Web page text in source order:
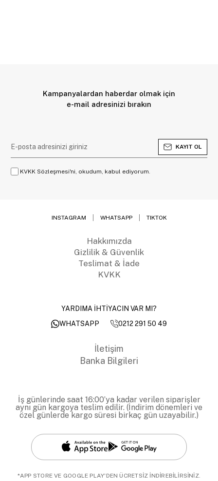
Kampanyalardan haberdar olmak için
e-mail adresinizi bırakın
KAYIT OL
KVKK Sözleşmesi'ni, okudum, kabul ediyorum.
INSTAGRAM WHATSAPP TIKTOK
Hakkımızda
Gizlilik & Güvenlik
Teslimat & İade
KVKK
YARDIMA İHTİYACIN VAR MI?
WHATSAPP
0212 291 50 49
İletişim
Banka Bilgileri
İş günlerinde saat 16:00’ya kadar verilen siparişler
aynı gün kargoya teslim edilir. (İndirim dönemleri ve
özel günlerde kargo süresi birkaç gün uzayabilir.)
*APP STORE VE GOOGLE PLAY'DEN ÜCRETSİZ İNDİREBİLİRSİNİZ.